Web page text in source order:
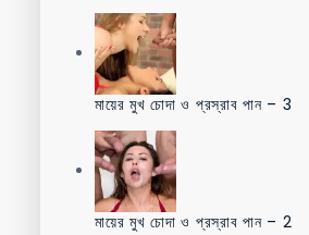
মায়ের মুখ চোদা ও প্রস্রাব পান – 3
মায়ের মুখ চোদা ও প্রস্রাব পান – 2